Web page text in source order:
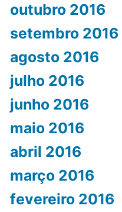
outubro 2016
setembro 2016
agosto 2016
julho 2016
junho 2016
maio 2016
abril 2016
março 2016
fevereiro 2016